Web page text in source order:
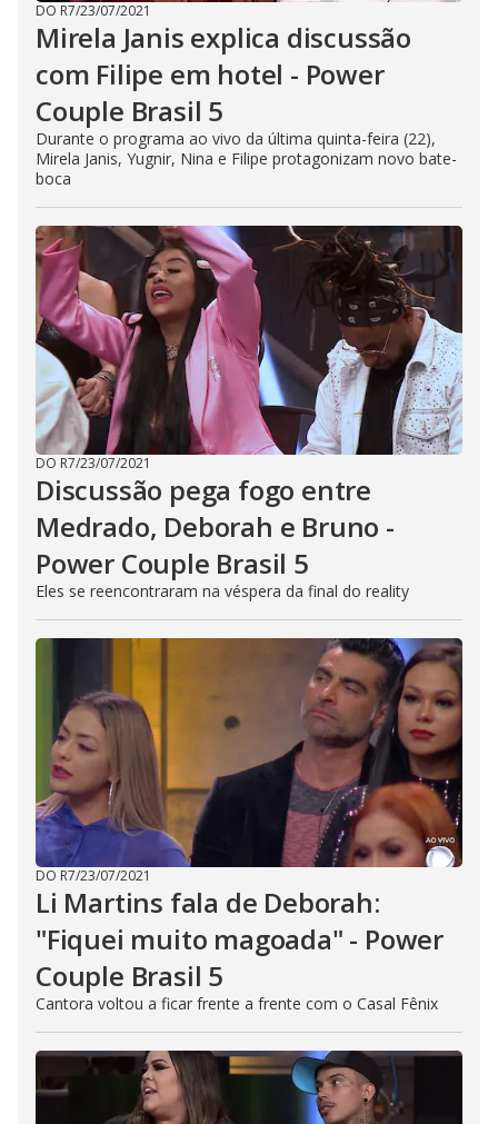
DO R7/23/07/2021
Mirela Janis explica discussão
com Filipe em hotel - Power
Couple Brasil 5
Durante o programa ao vivo da última quinta-feira (22),
Mirela Janis, Yugnir, Nina e Filipe protagonizam novo bate-
boca
DO R7/23/07/2021
Discussão pega fogo entre
Medrado, Deborah e Bruno -
Power Couple Brasil 5
Eles se reencontraram na véspera da final do reality
DO R7/23/07/2021
Li Martins fala de Deborah:
"Fiquei muito magoada" - Power
Couple Brasil 5
Cantora voltou a ficar frente a frente com o Casal Fênix